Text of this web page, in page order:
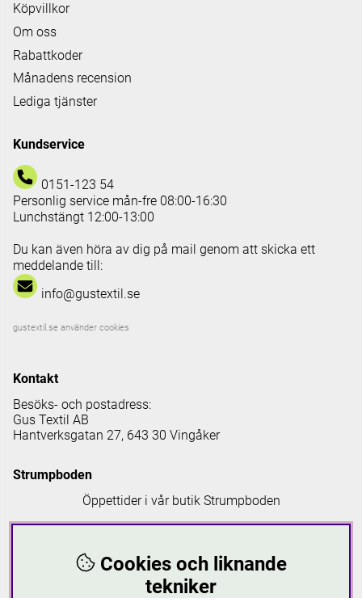
Köpvillkor
Om oss
Rabattkoder
Månadens recension
Lediga tjänster
Kundservice
0151-123 54
Personlig service mån-fre 08:00-16:30
Lunchstängt 12:00-13:00
Du kan även höra av dig på mail genom att skicka ett
meddelande till:
info@gustextil.se
gustextil.se använder cookies
Kontakt
Besöks- och postadress:
Gus Textil AB
Hantverksgatan 27, 643 30 Vingåker
Strumpboden
Öppettider i vår butik Strumpboden
Onsdag: 08 - 16.30
Torsdag: 08 - 18
Fredag: 08-16.30
Cookies och liknande
tekniker